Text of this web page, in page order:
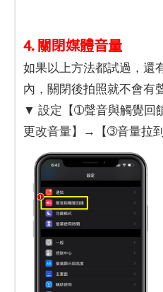
4. 關閉媒體音量
如果以上方法都試過，還
內，關閉後拍照就不會有
▼ 設定【➀聲音與觸覺回
更改音量】→【➂音量拉到